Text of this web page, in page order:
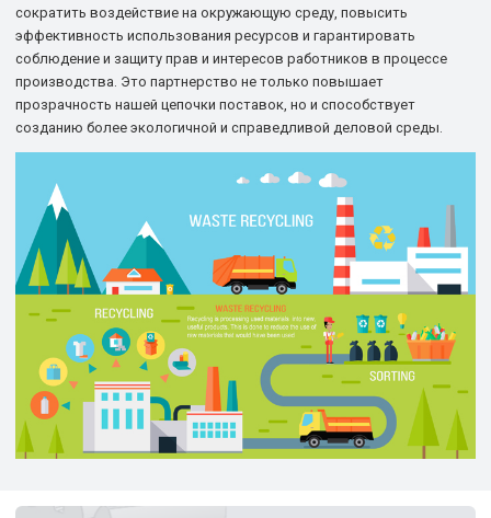
сократить воздействие на окружающую среду, повысить
эффективность использования ресурсов и гарантировать
соблюдение и защиту прав и интересов работников в процессе
производства. Это партнерство не только повышает
прозрачность нашей цепочки поставок, но и способствует
созданию более экологичной и справедливой деловой среды.